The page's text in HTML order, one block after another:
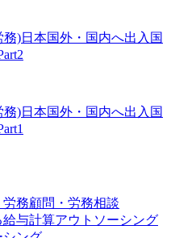
)日本国外・国内へ出入国
)日本国外・国内へ出入国
務顧問・労務相談
与計算アウトソーシング